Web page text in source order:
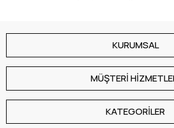
KURUMSAL
MÜŞTERİ
KATEGORİLER